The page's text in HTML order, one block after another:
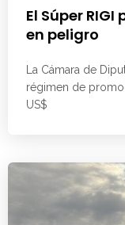
El Súper
en peligro
La Cámara de
régimen de
US$